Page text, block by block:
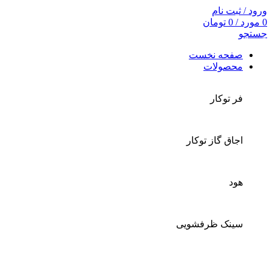
ورود / ثبت نام
0 مورد/
0 تومان
جستجو
صفحه نخست
محصولات
فر توکار
اجاق گاز توکار
هود
سینک ظرفشویی